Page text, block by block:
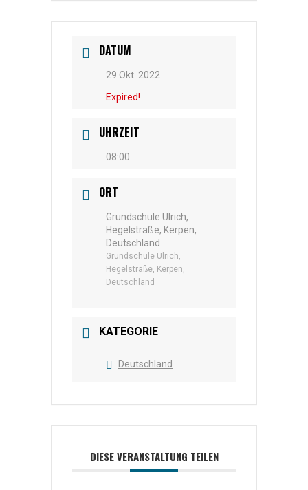
DATUM
29 Okt. 2022
Expired!
UHRZEIT
08:00
ORT
Grundschule Ulrich,
Hegelstraße, Kerpen,
Deutschland
Grundschule Ulrich,
Hegelstraße, Kerpen,
Deutschland
KATEGORIE
Deutschland
DIESE VERANSTALTUNG TEILEN